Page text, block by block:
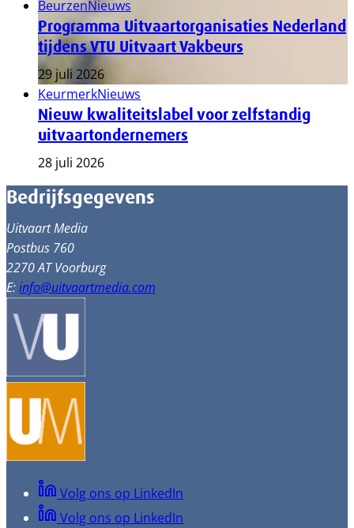
BeurzenNieuws
Programma Uitvaartorganisaties Nederland
tijdens VTU Uitvaart Vakbeurs
29 juli 2026
KeurmerkNieuws
Nieuw kwaliteitslabel voor zelfstandig
uitvaartondernemers
28 juli 2026
Bedrijfsgegevens
Uitvaart Media
Postbus 760
2270 AT Voorburg
E:info@uitvaartmedia.com
Volg ons op LinkedIn
Volg ons op LinkedIn